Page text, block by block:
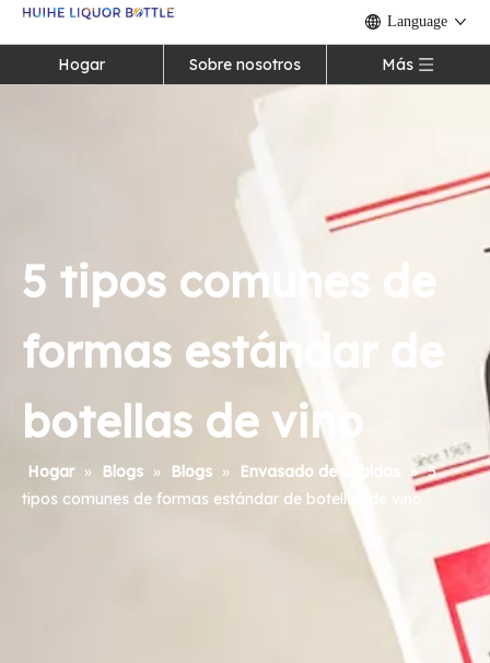
Language
Hogar Sobre nosotros Más
5 tipos comunes de
formas estándar de
botellas de vino
Hogar » Blogs » Blogs » Envasado de bebidas » 5
tipos comunes de formas estándar de botellas de vino